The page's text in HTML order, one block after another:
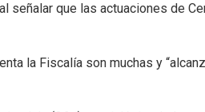
señalar que las actuaciones de
la Fiscalía son muchas y